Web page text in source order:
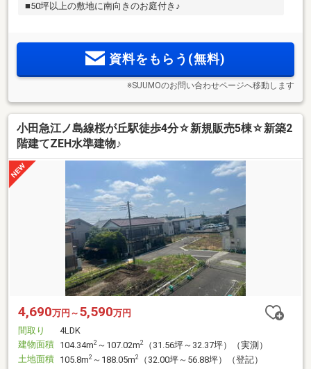
■50坪以上の敷地に南向きのお庭付き♪
資料をもらう(無料)
※SUUMOのお問い合わせページへ移動します
小田急江ノ島線桜が丘駅徒歩4分☆新規販売5棟☆新築2
階建てZEH水準建物♪
4,690万円～ 5,590万円
間取り
4LDK
建物面積 104.34m2 ～107.02m2
（31.56坪～32.37坪）（実測）
土地面積 105.8m2 ～188.05m2
（32.00坪～56.88坪）（登記）